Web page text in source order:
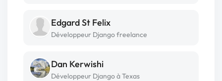
Edgard St Felix
Développeur Django freelance
Dan Kerwishi
Développeur Django à Texas